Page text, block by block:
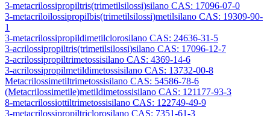
3-metacrilossipropiltris(trimetilsilossi)silano CAS: 17096-07-0
3-metacriloilossipropilbis(trimetilsilossi)metilsilano CAS: 19309-90-
1
3-metacrilossipropildimetilclorosilano CAS: 24636-31-5
3-acrilossipropiltris(trimetilsilossi)silano CAS: 17096-12-7
3-acrilossipropiltrimetossisilano CAS: 4369-14-6
3-acrilossipropilmetildimetossisilano CAS: 13732-00-8
Metacrilossimetiltrimetossisilano CAS: 54586-78-6
(Metacrilossimetile)metildimetossisilano CAS: 121177-93-3
8-metacrilossiottiltrimetossisilano CAS: 122749-49-9
3-metacrilossipropiltriclorosilano CAS: 7351-61-3